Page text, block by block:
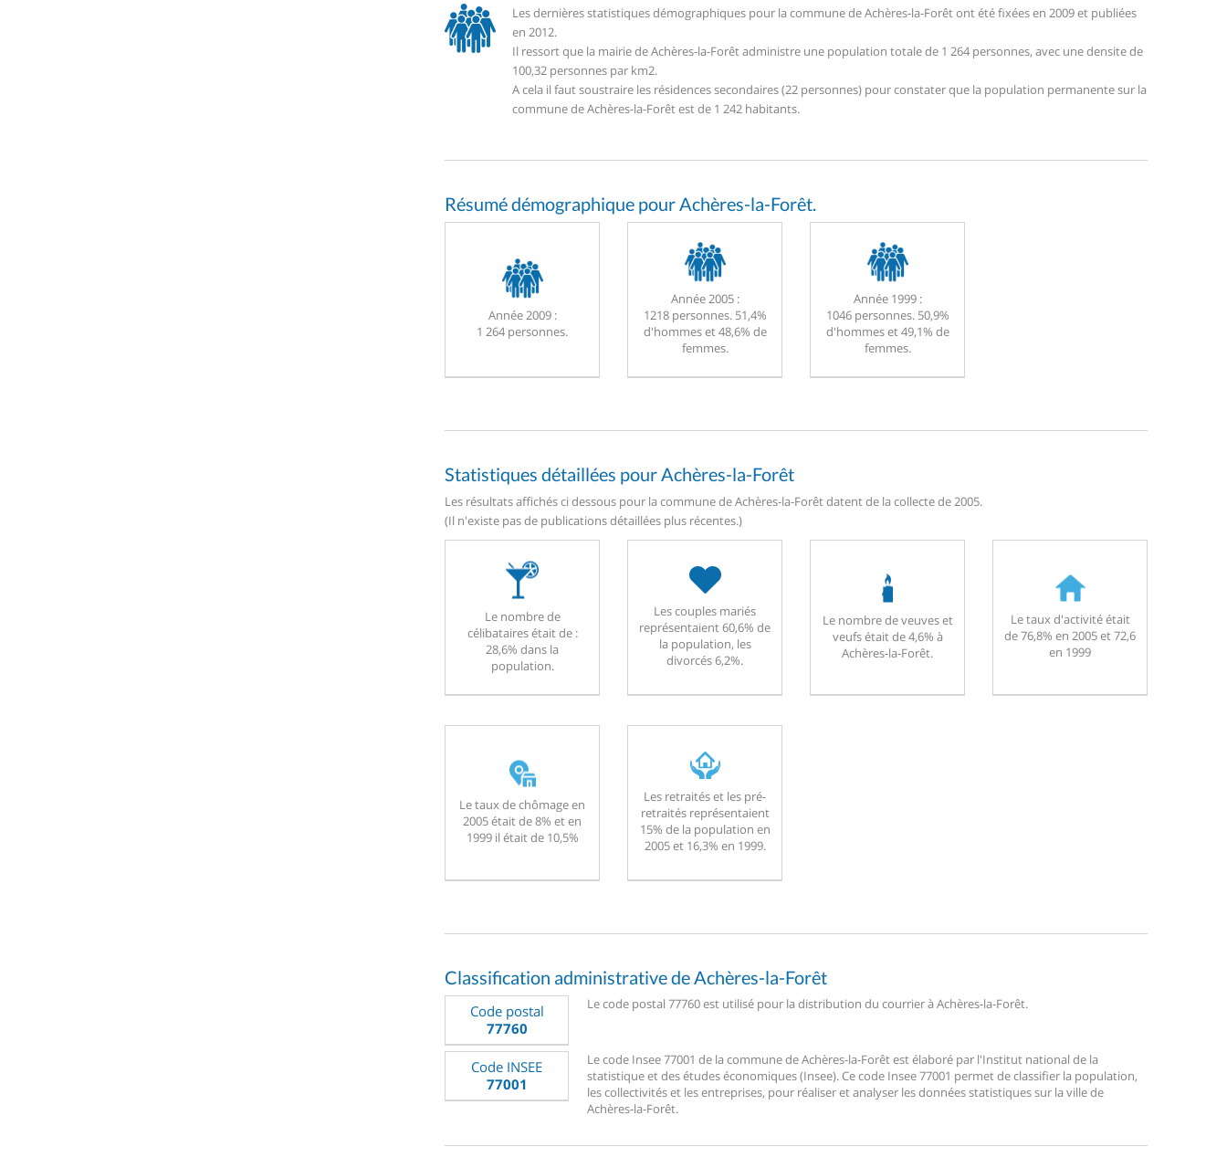
Les dernières statistiques démographiques pour la commune de Achères-la-Forêt ont été fixées en 2009 et publiées
en 2012.
Il ressort que la mairie de Achères-la-Forêt administre une population totale de 1 264 personnes, avec une densite de
100,32 personnes par km2.
A cela il faut soustraire les résidences secondaires (22 personnes) pour constater que la population permanente sur la
commune de Achères-la-Forêt est de 1 242 habitants.
Résumé démographique pour Achères-la-Forêt.
Année 2009 :
1 264 personnes.
Année 2005 :
1218 personnes. 51,4%
d'hommes et 48,6% de
femmes.
Année 1999 :
1046 personnes. 50,9%
d'hommes et 49,1% de
femmes.
Statistiques détaillées pour Achères-la-Forêt
Les résultats affichés ci dessous pour la commune de Achères-la-Forêt datent de la collecte de 2005.
(Il n'existe pas de publications détaillées plus récentes.)
Le nombre de
célibataires était de :
28,6% dans la
population.
Les couples mariés
représentaient 60,6% de
la population, les
divorcés 6,2%.
Le nombre de veuves et
veufs était de 4,6% à
Achères-la-Forêt.
Le taux d'activité était
de 76,8% en 2005 et 72,6
en 1999
Le taux de chômage en
2005 était de 8% et en
1999 il était de 10,5%
Les retraités et les pré-
retraités représentaient
15% de la population en
2005 et 16,3% en 1999.
Classification administrative de Achères-la-Forêt
Code postal
77760
Le code postal 77760 est utilisé pour la distribution du courrier à Achères-la-Forêt.
Code INSEE
77001
Le code Insee 77001 de la commune de Achères-la-Forêt est élaboré par l'Institut national de la
statistique et des études économiques (Insee). Ce code Insee 77001 permet de classifier la population,
les collectivités et les entreprises, pour réaliser et analyser les données statistiques sur la ville de
Achères-la-Forêt.